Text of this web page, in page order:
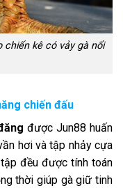
chiến kê có vảy gà nổi
chiến đấu
được Jun88 huấn
hơi và tập nhảy cựa
đều được tính toán
thời giúp gà giữ tinh